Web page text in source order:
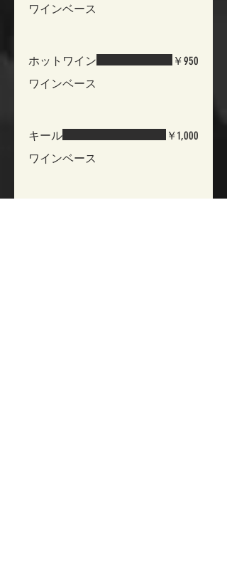
ワインベース
ホットワイン
ワインベース
￥950
キール
ワインベース
￥1,000